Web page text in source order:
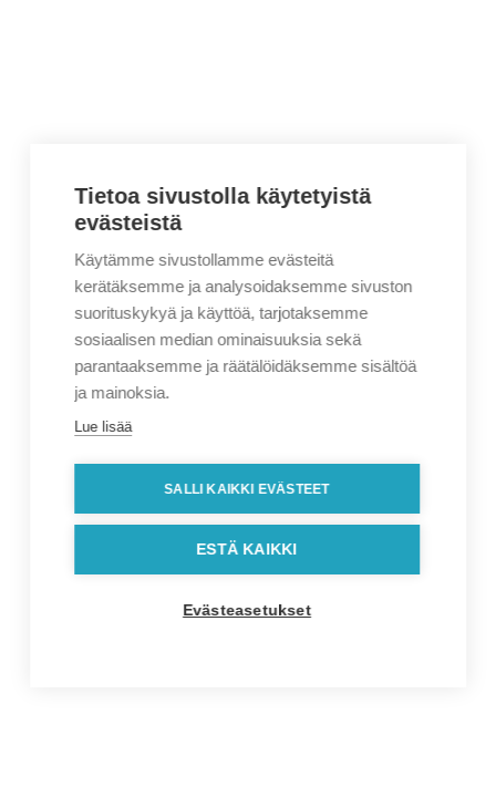
Tietoa sivustolla käytetyistä
evästeistä
Käytämme sivustollamme evästeitä
kerätäksemme ja analysoidaksemme sivuston
suorituskykyä ja käyttöä, tarjotaksemme
sosiaalisen median ominaisuuksia sekä
parantaaksemme ja räätälöidäksemme sisältöä
ja mainoksia.
Lue lisää
SALLI KAIKKI EVÄSTEET
ESTÄ KAIKKI
Evästeasetukset